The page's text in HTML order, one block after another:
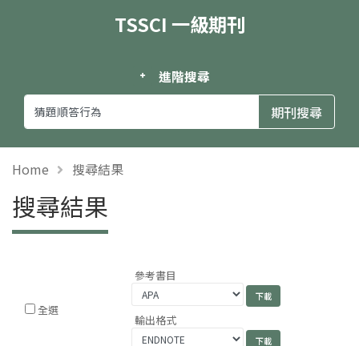
TSSCI 一級期刊
進階搜尋
Home 搜尋結果
搜尋結果
全選
參考書目
輸出格式